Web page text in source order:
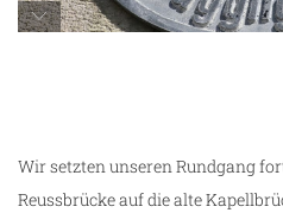
Wir setzten unseren Rundgang
Reussbrücke auf die alte